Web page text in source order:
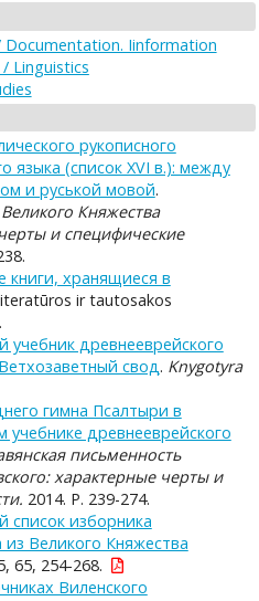
Iinformation
Linguistics
рукописного
языка (список XVI в.): между
и руськой мовой.
Княжества
и специфические
книги, хранящиеся в
ir tautosakos
учебник древнееврейского
свод. Knygotyra
гимна Псалтыри в
учебнике древнееврейского
письменность
характерные черты и
2014. P. 239-274.
список изборника
Великого Княжества
65, 254-268.
Виленского